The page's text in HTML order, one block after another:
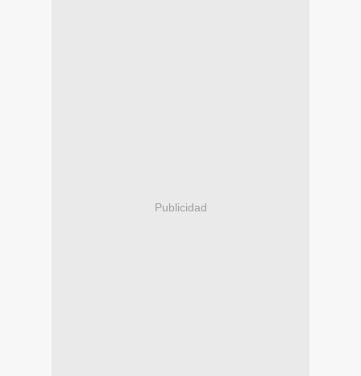
Publicidad